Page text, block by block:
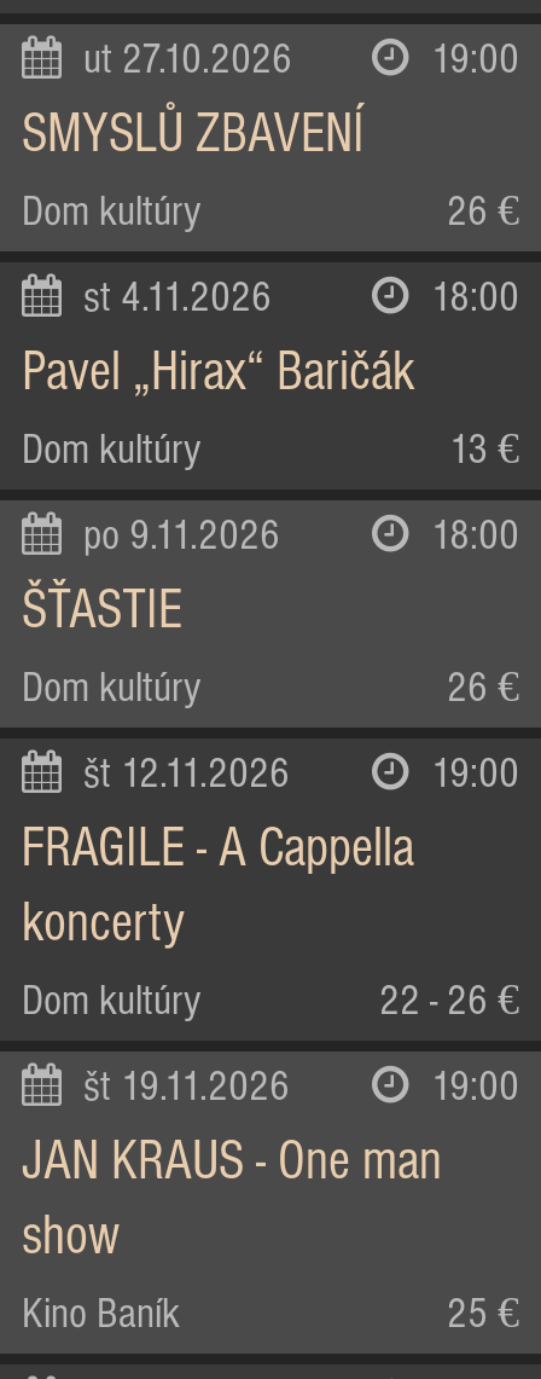
ut 27.10.2026 19:00
SMYSLŮ ZBAVENÍ
Dom kultúry 26 €
st 4.11.2026 18:00
Pavel „Hirax“ Baričák
Dom kultúry 13 €
po 9.11.2026 18:00
ŠŤASTIE
Dom kultúry 26 €
št 12.11.2026 19:00
FRAGILE - A Cappella
koncerty
Dom kultúry 22 - 26 €
št 19.11.2026 19:00
JAN KRAUS - One man
show
Kino Baník 25 €